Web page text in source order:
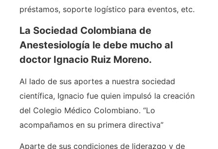
préstamos, soporte logístico para eventos, etc.
La Sociedad Colombiana de
Anestesiología le debe mucho al
doctor Ignacio Ruiz Moreno.
Al lado de sus aportes a nuestra sociedad
científica, Ignacio fue quien impulsó la creación
del Colegio Médico Colombiano. “Lo
acompañamos en su primera directiva”
Aparte de sus condiciones de liderazgo y de